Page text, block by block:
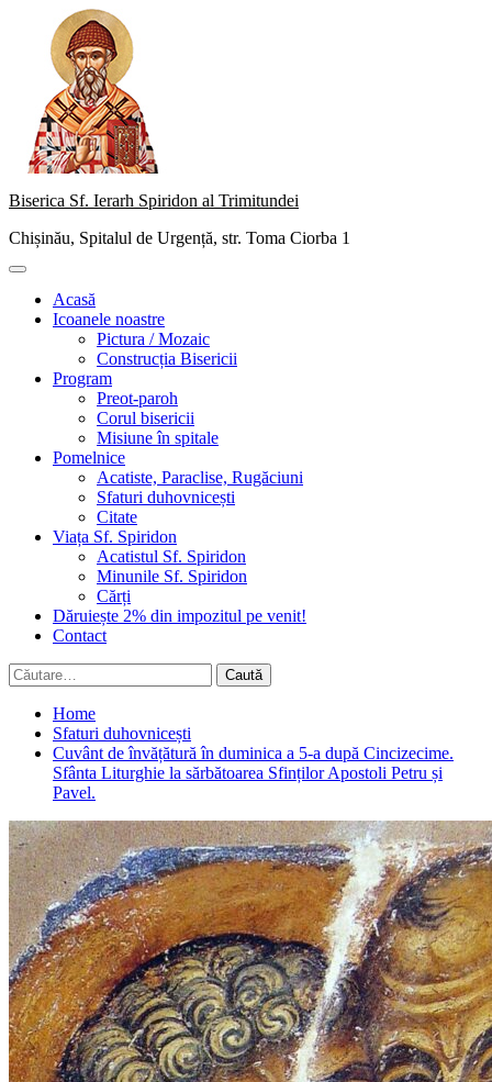
content
Biserica Sf. Ierarh Spiridon al Trimitundei
Chișinău, Spitalul de Urgență, str. Toma Ciorba 1
Primary
Acasă
Icoanele noastre
Pictura / Mozaic
Construcția Bisericii
Program
Preot-paroh
Corul bisericii
Misiune în spitale
Pomelnice
Acatiste, Paraclise, Rugăciuni
Sfaturi duhovnicești
Citate
Viața Sf. Spiridon
Acatistul Sf. Spiridon
Minunile Sf. Spiridon
Cărți
Dăruiește 2% din impozitul pe venit!
Contact
Caută
după:
Home
Sfaturi duhovnicești
Cuvânt de învățătură în duminica a 5-a după Cincizecime.
Sfânta Liturghie la sărbătoarea Sfinților Apostoli Petru și
Pavel.